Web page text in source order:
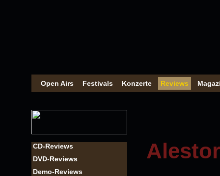
Open Airs Festivals Konzerte Reviews
CD-Reviews
DVD-Reviews
Demo-Reviews